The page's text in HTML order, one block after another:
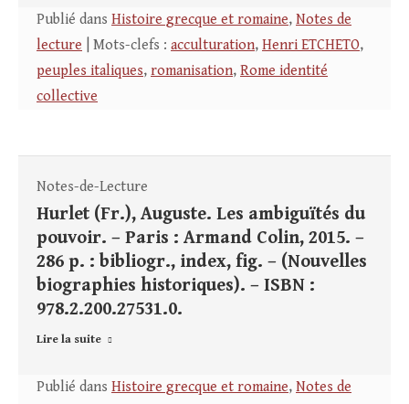
Publié dans Histoire grecque et romaine, Notes de
lecture | Mots-clefs : acculturation, Henri ETCHETO,
peuples italiques, romanisation, Rome identité
collective
Notes-de-Lecture
Hurlet (Fr.), Auguste. Les ambiguïtés du
pouvoir. – Paris : Armand Colin, 2015. –
286 p. : bibliogr., index, fig. – (Nouvelles
biographies historiques). – ISBN :
978.2.200.27531.0.
Lire la suite
Publié dans Histoire grecque et romaine, Notes de